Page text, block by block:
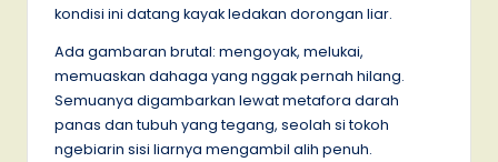
kondisi ini datang kayak ledakan dorongan liar.
Ada gambaran brutal: mengoyak, melukai,
memuaskan dahaga yang nggak pernah hilang.
Semuanya digambarkan lewat metafora darah
panas dan tubuh yang tegang, seolah si tokoh
ngebiarin sisi liarnya mengambil alih penuh.